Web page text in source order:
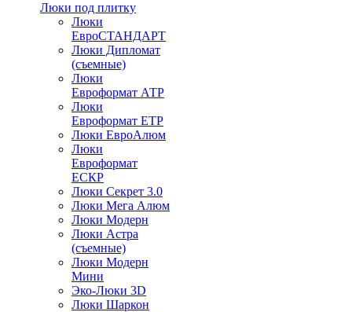
Люки под плитку
Люки
ЕвроСТАНДАРТ
Люки Дипломат
(съемные)
Люки
Евроформат АТР
Люки
Евроформат ЕТР
Люки ЕвроАлюм
Люки
Евроформат
ЕСКР
Люки Секрет 3.0
Люки Мега Алюм
Люки Модерн
Люки Астра
(съемные)
Люки Модерн
Мини
Эко-Люки 3D
Люки Шаркон